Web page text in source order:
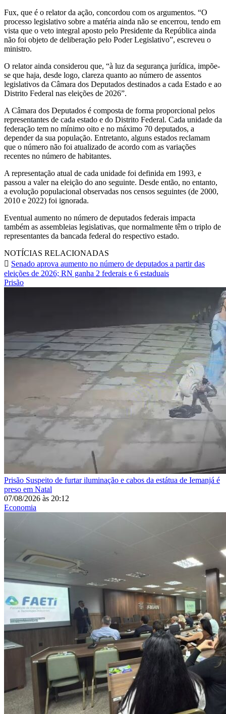
Fux, que é o relator da ação, concordou com os argumentos. “O
processo legislativo sobre a matéria ainda não se encerrou, tendo em
vista que o veto integral aposto pelo Presidente da República ainda
não foi objeto de deliberação pelo Poder Legislativo”, escreveu o
ministro.
O relator ainda considerou que, “à luz da segurança jurídica, impõe-
se que haja, desde logo, clareza quanto ao número de assentos
legislativos da Câmara dos Deputados destinados a cada Estado e ao
Distrito Federal nas eleições de 2026”.
A Câmara dos Deputados é composta de forma proporcional pelos
representantes de cada estado e do Distrito Federal. Cada unidade da
federação tem no mínimo oito e no máximo 70 deputados, a
depender da sua população. Entretanto, alguns estados reclamam
que o número não foi atualizado de acordo com as variações
recentes no número de habitantes.
A representação atual de cada unidade foi definida em 1993, e
passou a valer na eleição do ano seguinte. Desde então, no entanto,
a evolução populacional observadas nos censos seguintes (de 2000,
2010 e 2022) foi ignorada.
Eventual aumento no número de deputados federais impacta
também as assembleias legislativas, que normalmente têm o triplo de
representantes da bancada federal do respectivo estado.
NOTÍCIAS RELACIONADAS
Senado aprova aumento no número de deputados a partir das
eleições de 2026; RN ganha 2 federais e 6 estaduais
Prisão
Prisão Suspeito de furtar iluminação e cabos da estátua de Iemanjá é
preso em Natal
07/08/2026 às 20:12
Economia